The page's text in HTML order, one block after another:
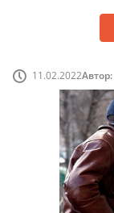
11.02.2022Автор: